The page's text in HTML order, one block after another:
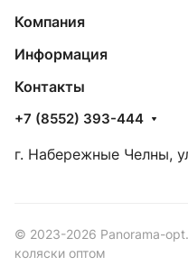
Компания
Информация
Контакты
+7 (8552) 393-444
г. Набережные Челны,
© 2023-2026 Panorama-
коляски оптом